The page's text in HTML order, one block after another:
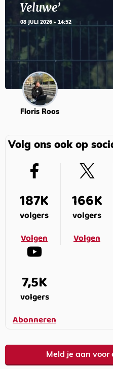
Veluwe’
08 JULI 2026 - 14:52
Floris Roos
Volg ons ook op
187K
volgers
Volgen
166K
volgers
Volgen
7,5K
volgers
Abonneren
Meld je aan